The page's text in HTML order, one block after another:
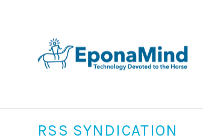
RSS SYNDICATION